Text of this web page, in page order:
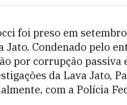
foi preso em
Jato. Condenado pelo
por corrupção passiva
da Lava Jato,
com a Polícia